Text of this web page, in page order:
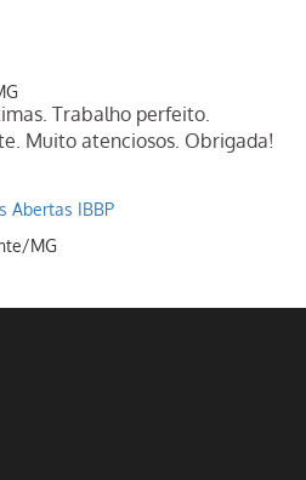
Trabalho perfeito.
Muito atenciosos. Obrigada!
Abertas IBBP
MG